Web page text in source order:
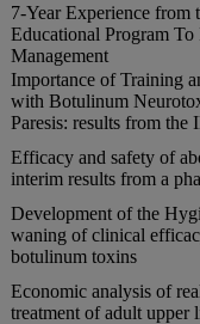
7-Year Experience
Educational Program
Management
Importance of Training
with Botulinum
Paresis: results from the
Efficacy and safety of
interim results from a
Development of the
waning of clinical
botulinum toxins
Economic analysis of
treatment of adult